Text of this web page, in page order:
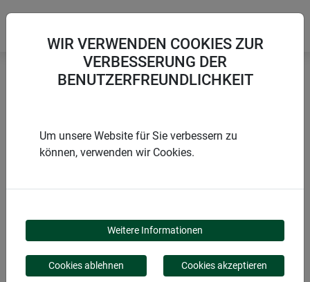
NESTRÄUBERSCHUTZ
FÜR NISTKÄSTEN
WIR VERWENDEN COOKIES ZUR
VERBESSERUNG DER
BENUTZERFREUNDLICHKEIT
Um unsere Website für Sie verbessern zu
können, verwenden wir Cookies.
Weitere Informationen
Cookies ablehnen Cookies akzeptieren